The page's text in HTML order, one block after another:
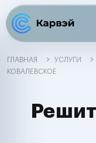
ГЛАВНАЯ УСЛУГИ
КОВАЛЕВСКОЕ